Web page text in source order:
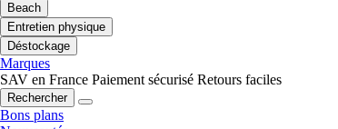
Beach
Entretien physique
Déstockage
Marques
SAV en France Paiement sécurisé Retours faciles
Rechercher
Bons plans